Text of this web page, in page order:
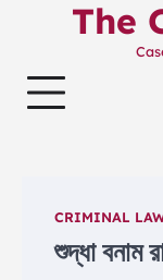
The
CRIMINAL
শুদ্ধা বনাম